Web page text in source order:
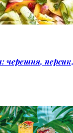
черешня,